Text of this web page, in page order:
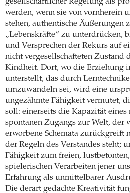
werden, wenn sie von vornherein
stehen, authentische
„Lebenskräfte“ zu unterdrücken,
und Versprechen der Rekurs auf
nicht vergesellschafteten Zustand
Kindheit. Dort, wo die Erziehung
unterstellt, das durch
umzuwandeln sei, wird eine
ungezähmte Fähigkeit vermutet,
soll: einerseits die Kapazität
spontanen Zugangs zur Welt, der
erworbene Schemata zurückgreift
der Regeln des Verstandes steht;
Fähigkeit zum freien,
spielerischen Verarbeiten jener
Erfahrung als unmittelbarer
Die derart gedachte Kreativität